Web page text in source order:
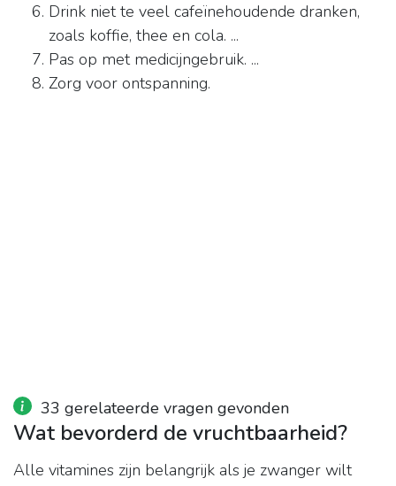
Drink niet te veel cafeïnehoudende dranken,
zoals koffie, thee en cola. ...
Pas op met medicijngebruik. ...
Zorg voor ontspanning.
33 gerelateerde vragen gevonden
Wat bevorderd de vruchtbaarheid?
Alle vitamines zijn belangrijk als je zwanger wilt